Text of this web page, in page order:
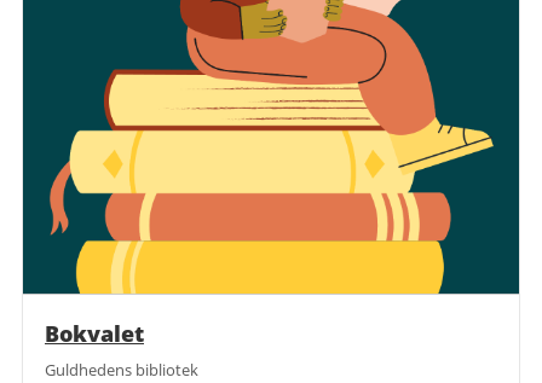
Bokvalet
Guldhedens bibliotek